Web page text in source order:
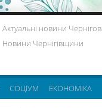
Актуальні новини
Новини Чернігівщини
СОЦІУМ ЕКОНОМІКА